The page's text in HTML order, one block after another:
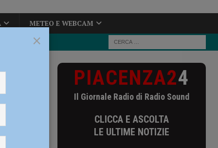
METEO E WEBCAM
PIACENZA24
Il Giornale Radio di Radio Sound
CLICCA E ASCOLTA
LE ULTIME NOTIZIE
×